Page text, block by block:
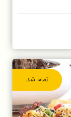
تمام شد